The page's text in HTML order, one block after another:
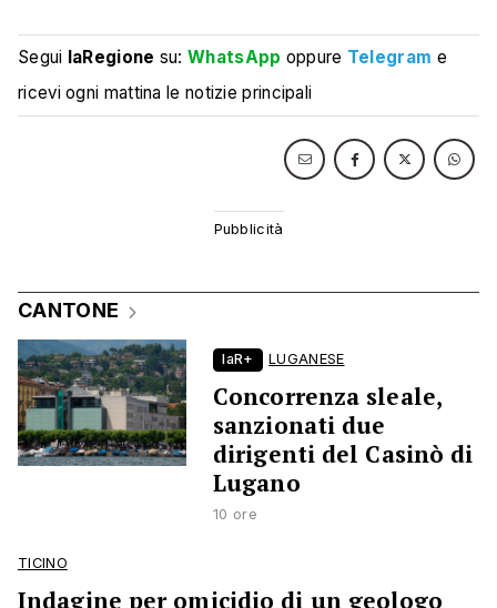
Segui laRegione su:WhatsApp oppure Telegram e
ricevi ogni mattina le notizie principali
CANTONE
laR+ LUGANESE
Concorrenza sleale,
sanzionati due
dirigenti del Casinò di
Lugano
10 ore
TICINO
Indagine per omicidio di un geologo